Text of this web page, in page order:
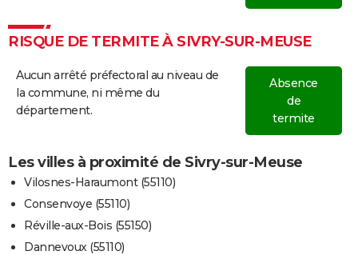
RISQUE DE TERMITE À SIVRY-SUR-MEUSE
Aucun arrêté préfectoral au niveau de
la commune, ni même du
département.
Absence
de
termite
Les villes à proximité de Sivry-sur-Meuse
Vilosnes-Haraumont (55110)
Consenvoye (55110)
Réville-aux-Bois (55150)
Dannevoux (55110)